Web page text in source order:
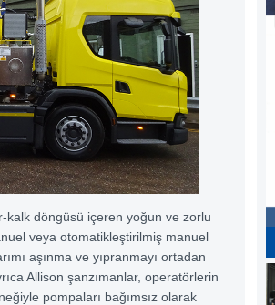
kalk döngüsü içeren yoğun ve zorlu
veya otomatikleştirilmiş manuel
aşınma ve yıpranmayı ortadan
Allison şanzımanlar, operatörlerin
pompaları bağımsız olarak